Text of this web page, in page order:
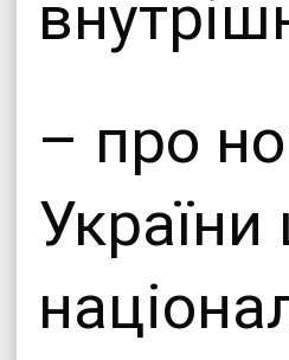
– про